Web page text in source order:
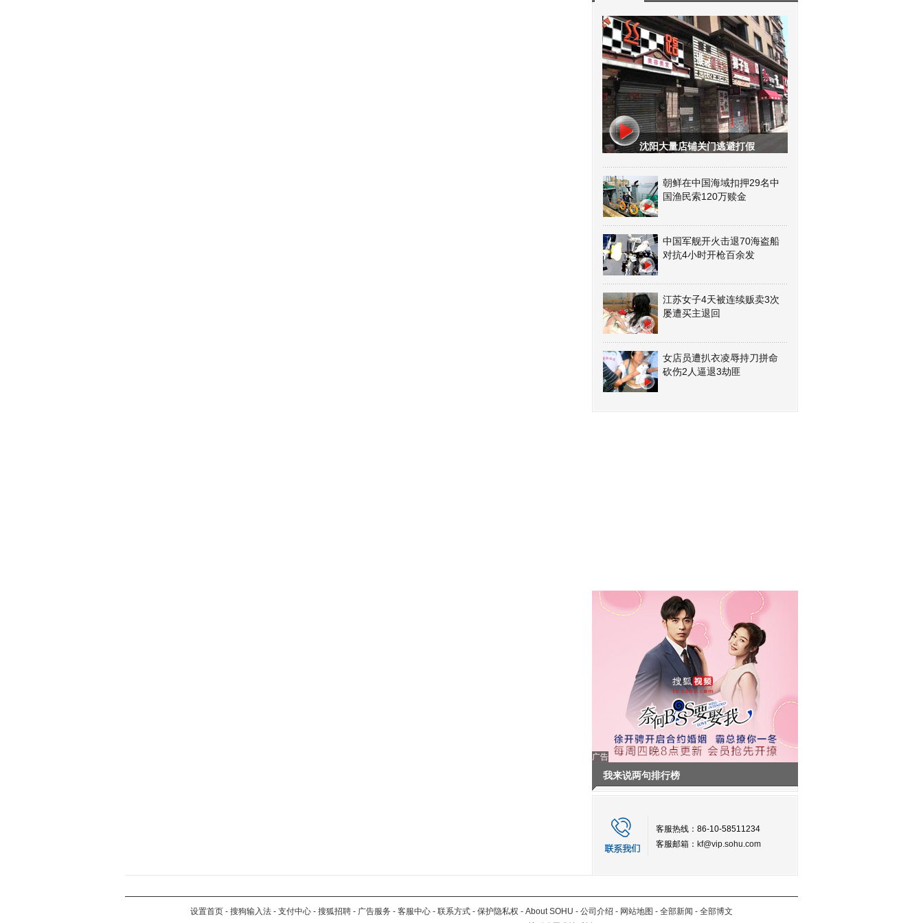
沈阳大量店铺关门逃避打假
朝鲜在中国海域扣押29名中
国渔民索120万赎金
中国军舰开火击退70海盗船
对抗4小时开枪百余发
江苏女子4天被连续贩卖3次
屡遭买主退回
女店员遭扒衣凌辱持刀拼命
砍伤2人逼退3劫匪
广告
我来说两句排行榜
客服热线：86-10-58511234
客服邮箱： kf@vip.sohu.com
设置首页 - 搜狗输入法 - 支付中心 - 搜狐招聘 - 广告服务 - 客服中心 - 联系方式 - 保护隐私权 - About SOHU - 公司介绍 - 网站地图 - 全部新闻 - 全部博文